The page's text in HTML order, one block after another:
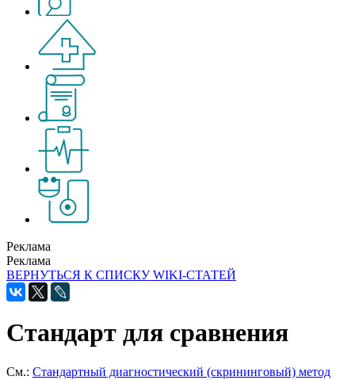
Реклама
Реклама
ВЕРНУТЬСЯ К СПИСКУ WIKI-СТАТЕЙ
Стандарт для сравнения
См.: Стандартный диагностический (скрининговый) метод